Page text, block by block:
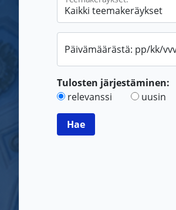
Päivämäärästä: pp/kk/
Tulosten järjestäminen:
relevanssi
uusin